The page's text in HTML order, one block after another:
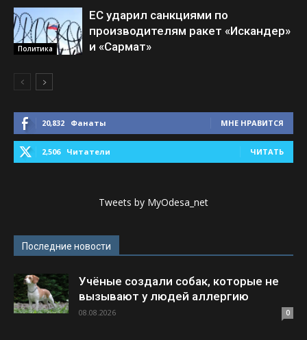
Политика
ЕС ударил санкциями по
производителям ракет «Искандер»
и «Сармат»
20,832 Фанаты МНЕ НРАВИТСЯ
2,506 Читатели ЧИТАТЬ
Tweets by MyOdesa_net
Последние новости
Учёные создали собак, которые не
вызывают у людей аллергию
08.08.2026 0